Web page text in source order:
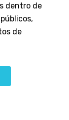
dentro de
de